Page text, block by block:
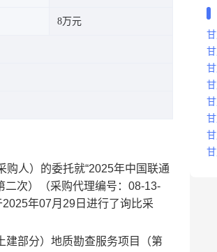
8万元
购人）的委托就“2025年中国联通
次）
（采购代理编号： 08-13-
2025年07月 29 日进行了询比采
建部分）地质勘查服务项目（第